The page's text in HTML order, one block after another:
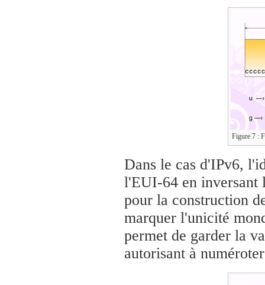
Figure 7 :
Dans le cas d'IPv6,
l'EUI-64 en
pour la construction
marquer l'unicité
permet de garder la
autorisant à